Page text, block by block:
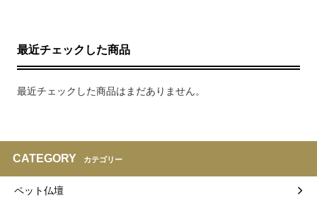
最近チェックした商品
最近チェックした商品はまだありません。
CATEGORY カテゴリー
ペット仏壇